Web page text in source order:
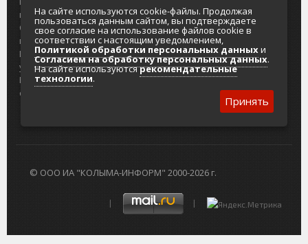
портале
Отзывы и
предложения
Интернет-
услуги
Разработка
сайтов
Колымы
Политика в отношении обработки
персональных данных
Согласие на обработку персональных
данных
© ООО ИА "КОЛЫМА-ИНФОРМ" 2000-2026 г.
На сайте используются cookie-файлы. Продолжая
пользоваться данным сайтом, вы подтверждаете
свое согласие на использование файлов cookie в
соответствии с настоящим уведомлением,
Политикой обработки персональных данныхи
Согласием на обработку персональных данных.
На сайте используютсярекомендательные
технологии.
Принять